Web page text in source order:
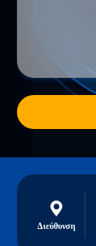
Διεύθυνση